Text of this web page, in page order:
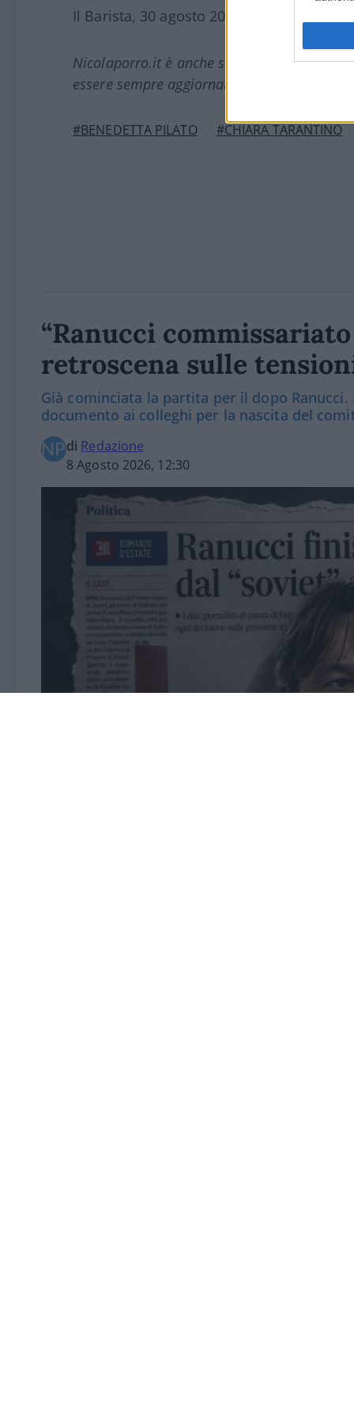
Il Barista, 30 agosto 2025
Nicolaporro.it è anche su Whatsapp. È
essere sempre aggiornati (gratis).
#BENEDETTA PILATO #CHIARA TARANTINO
“Ranucci
retroscena sulle
Già cominciata la partita per il dopo
documento ai colleghi per la nascita del
di Redazione
8 Agosto 2026, 12:30